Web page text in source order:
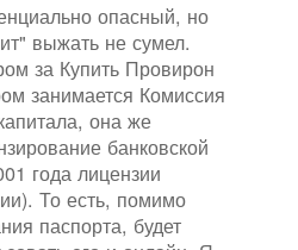
опасный, но
выжать не сумел.
за Купить Провирон
занимается Комиссия
она же
банковской
года лицензии
То есть, помимо
паспорта, будет